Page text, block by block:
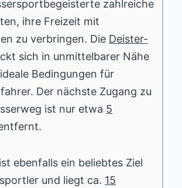
zahlreiche
ihre Freizeit mit
zu verbringen. Die Deister-
sich in unmittelbarer Nähe
Bedingungen für
Der nächste Zugang zu
ist nur etwa 5
ist ebenfalls ein beliebtes Ziel
und liegt ca. 15